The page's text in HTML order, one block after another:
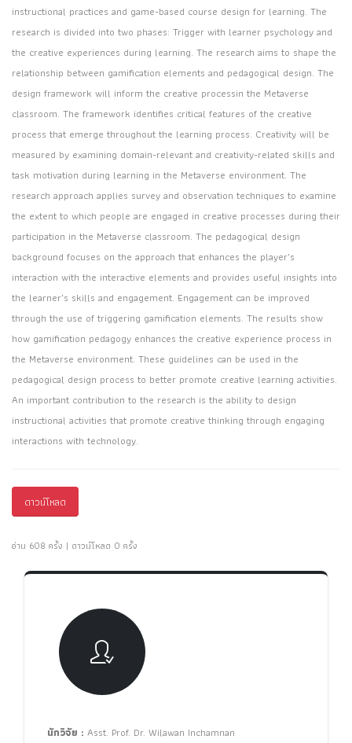
instructional practices and game-based course design for learning. The
research is divided into two phases: Trigger with learner psychology and
the creative experiences during learning. The research aims to shape the
relationship between gamification elements and pedagogical design. The
design framework will inform the creative processin the Metaverse
classroom. The framework identifies critical features of the creative
process that emerge throughout the learning process. Creativity will be
measured by examining domain-relevant and creativity-related skills and
task motivation during learning in the Metaverse environment. The
research approach applies survey and observation techniques to examine
the extent to which people are engaged in creative processes during their
participation in the Metaverse classroom. The pedagogical design
background focuses on the approach that enhances the player's
interaction with the interactive elements and provides useful insights into
the learner's skills and engagement. Engagement can be improved
through the use of triggering gamification elements. The results show
how gamification pedagogy enhances the creative experience process in
the Metaverse environment. These guidelines can be used in the
pedagogical design process to better promote creative learning activities.
An important contribution to the research is the ability to design
instructional activities that promote creative thinking through engaging
interactions with technology.
ดาวน์โหลด
อ่าน 608 ครั้ง | ดาวน์โหลด 0 ครั้ง
นักวิจัย : Asst. Prof. Dr. Wilawan Inchamnan